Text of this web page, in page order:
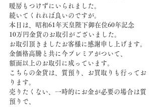
暖房もつけずにいられました。
続いてくれれば良いのですが。
本日は、昭和61年天皇陛下御在位60年記念
10万円金貨のお取引がございました。
お取引頂きましたお客様に感謝申し上げます。
金価格高騰と共に今プレミアがついて、
額面以上のお取引に成っています。
こちらの金貨は、質預り、お買取りも行ってお
ります。
売りたくない、一時的にお金が必要の場合は質
預りで、